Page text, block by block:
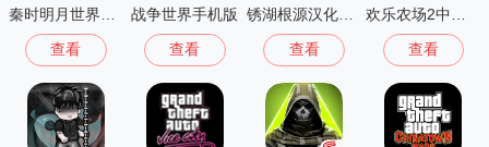
查看
战争世界手机版
查看 查看 查看